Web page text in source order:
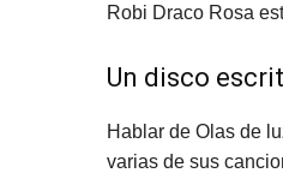
Robi Draco Rosa
Un disco
Hablar de Olas de
varias de sus